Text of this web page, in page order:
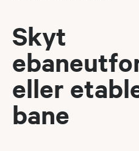
Skyt​​​
eller
bane